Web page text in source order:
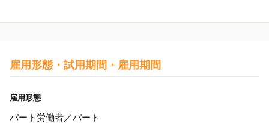
雇用形態・試用期間・雇用期間
雇用形態
パート労働者／パート